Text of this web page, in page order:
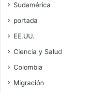
Sudamérica
portada
EE.UU.
Ciencia y Salud
Colombia
Migración